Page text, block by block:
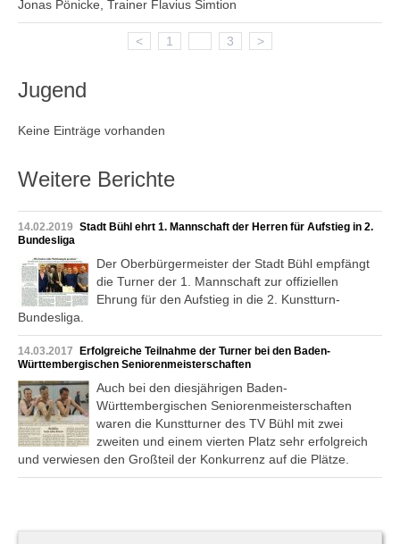
Jonas Pönicke, Trainer Flavius Simtion
< 1 3 >
Jugend
Keine Einträge vorhanden
Weitere Berichte
14.02.2019 Stadt Bühl ehrt 1. Mannschaft der Herren für Aufstieg in 2.
Bundesliga
Der Oberbürgermeister der Stadt Bühl empfängt
die Turner der 1. Mannschaft zur offiziellen
Ehrung für den Aufstieg in die 2. Kunstturn-
Bundesliga.
14.03.2017
Erfolgreiche Teilnahme der Turner bei den Baden-
Württembergischen Seniorenmeisterschaften
Auch bei den diesjährigen Baden-
Württembergischen Seniorenmeisterschaften
waren die Kunstturner des TV Bühl mit zwei
zweiten und einem vierten Platz sehr erfolgreich
und verwiesen den Großteil der Konkurrenz auf die Plätze.